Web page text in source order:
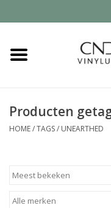
Home
Nailart voor jou
Producten
HOME/TAGS/ UNEARTHED